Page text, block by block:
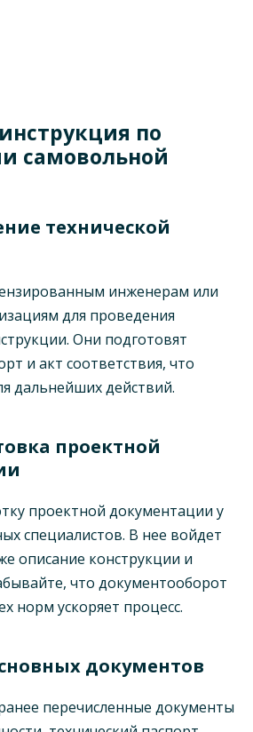
по
самовольной
технической
инженерам или
для проведения
Они подготовят
и акт соответствия, что
дальнейших действий.
проектной
проектной документации у
специалистов. В нее войдет
описание конструкции и
что документооборот
норм ускоряет процесс.
документов
перечисленные документы